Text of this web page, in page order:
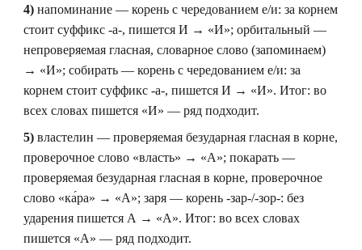
4) напоминание — корень с чередованием е/и: за корнем
стоит суффикс -а-, пишется И → «И»; орбитальный —
непроверяемая гласная, словарное слово (запоминаем)
→ «И»; собирать — корень с чередованием е/и: за
корнем стоит суффикс -а-, пишется И → «И». Итог: во
всех словах пишется «И» — ряд подходит.
5) властелин — проверяемая безударная гласная в корне,
проверочное слово «власть» → «А»; покарать —
проверяемая безударная гласная в корне, проверочное
слово «ка́ра» → «А»; заря — корень -зар-/-зор-: без
ударения пишется А → «А». Итог: во всех словах
пишется «А» — ряд подходит.